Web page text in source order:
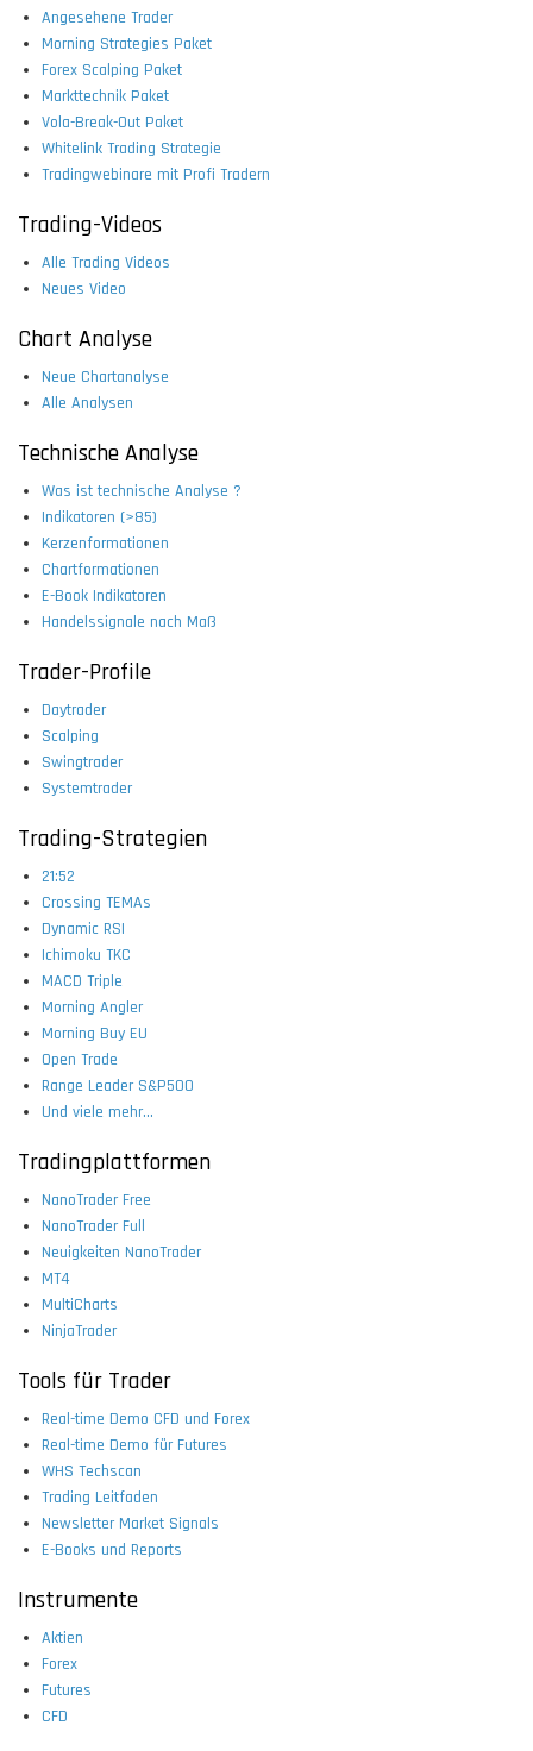
Angesehene Trader
Morning Strategies Paket
Forex Scalping Paket
Markttechnik Paket
Vola-Break-Out Paket
Whitelink Trading Strategie
Tradingwebinare mit Profi Tradern
Trading-Videos
Alle Trading Videos
Neues Video
Chart Analyse
Neue Chartanalyse
Alle Analysen
Technische Analyse
Was ist technische Analyse ?
Indikatoren (>85)
Kerzenformationen
Chartformationen
E-Book Indikatoren
Handelssignale nach Maß
Trader-Profile
Daytrader
Scalping
Swingtrader
Systemtrader
Trading-Strategien
21:52
Crossing TEMAs
Dynamic RSI
Ichimoku TKC
MACD Triple
Morning Angler
Morning Buy EU
Open Trade
Range Leader S&P500
Und viele mehr...
Tradingplattformen
NanoTrader Free
NanoTrader Full
Neuigkeiten NanoTrader
MT4
MultiCharts
NinjaTrader
Tools für Trader
Real-time Demo CFD und Forex
Real-time Demo für Futures
WHS Techscan
Trading Leitfaden
Newsletter Market Signals
E-Books und Reports
Instrumente
Aktien
Forex
Futures
CFD